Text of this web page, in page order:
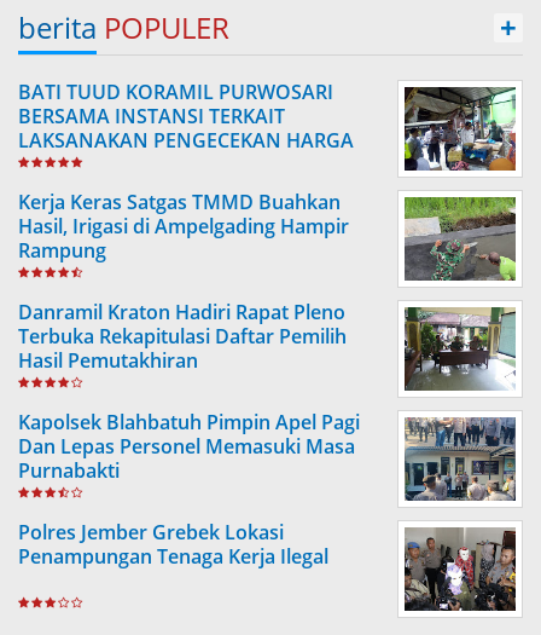
berita POPULER +
BATI TUUD KORAMIL PURWOSARI
BERSAMA INSTANSI TERKAIT
LAKSANAKAN PENGECEKAN HARGA
SEMBAKO
Kerja Keras Satgas TMMD Buahkan
Hasil, Irigasi di Ampelgading Hampir
Rampung
Danramil Kraton Hadiri Rapat Pleno
Terbuka Rekapitulasi Daftar Pemilih
Hasil Pemutakhiran
Kapolsek Blahbatuh Pimpin Apel Pagi
Dan Lepas Personel Memasuki Masa
Purnabakti
Polres Jember Grebek Lokasi
Penampungan Tenaga Kerja Ilegal